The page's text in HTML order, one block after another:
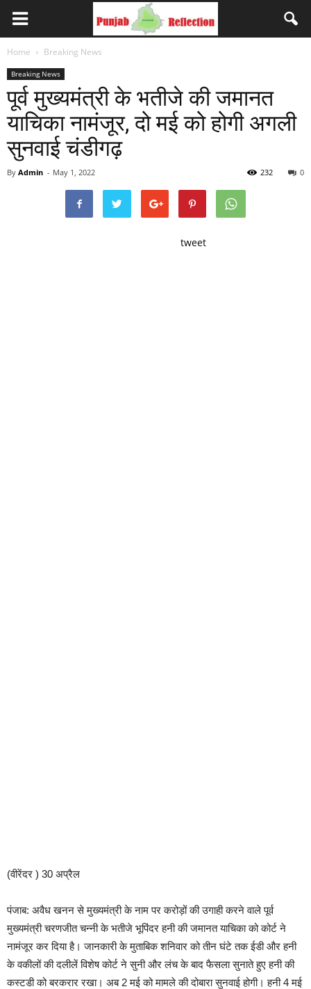
Home Breaking News
Breaking News
पूर्व मुख्यमंत्री के भतीजे की जमानत
याचिका नामंजूर, दो मई को होगी अगली
सुनवाई चंडीगढ़
By Admin - May 1, 2022 0
232
tweet
(वीरेंदर ) 30 अप्रैल
पंजाब: अवैध खनन से मुख्यमंत्री के नाम पर करोड़ों की उगाही करने वाले पूर्व
मुख्यमंत्री चरणजीत चन्नी के भतीजे भूपिंदर हनी की जमानत याचिका को कोर्ट ने
नामंजूर कर दिया है। जानकारी के मुताबिक शनिवार को तीन घंटे तक ईडी और हनी
के वकीलों की दलीलें विशेष कोर्ट ने सुनी और लंच के बाद फैसला सुनाते हुए हनी की
कस्टडी को बरकरार रखा। अब 2 मई को मामले की दोबारा सुनवाई होगी। हनी 4 मई